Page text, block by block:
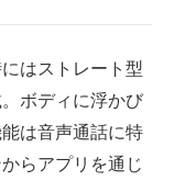
はストレート型
ボディに浮かび
は音声通話に特
らアプリを通じ